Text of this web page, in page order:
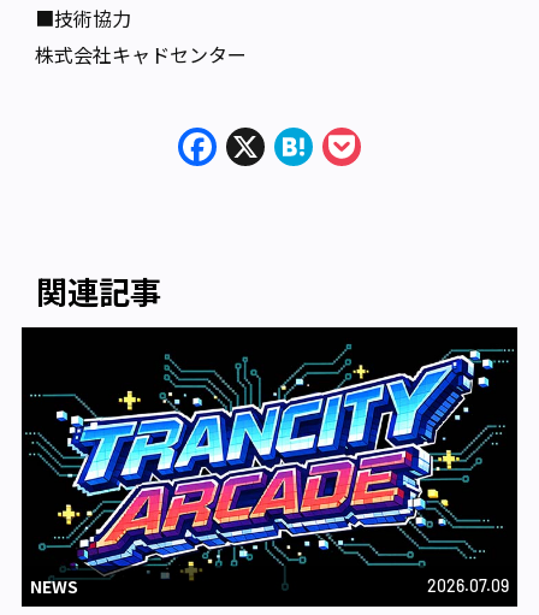
■技術協力
株式会社キャドセンター
Facebook
X Hatena
関連記事
NEWS 2026.07.09